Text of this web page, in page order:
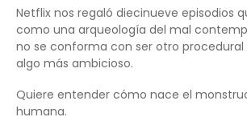
Netflix nos regaló diecinueve episodios
como una arqueología del mal
no se conforma con ser otro procedural
algo más ambicioso.
Quiere entender cómo nace el
humana.